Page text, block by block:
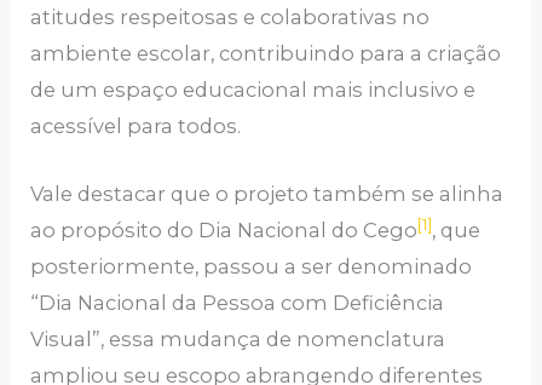
atitudes respeitosas e colaborativas no
ambiente escolar, contribuindo para a criação
de um espaço educacional mais inclusivo e
acessível para todos.
Vale destacar que o projeto também se alinha
ao propósito do Dia Nacional do Cego [1] , que
posteriormente, passou a ser denominado
“Dia Nacional da Pessoa com Deficiência
Visual”, essa mudança de nomenclatura
ampliou seu escopo abrangendo diferentes